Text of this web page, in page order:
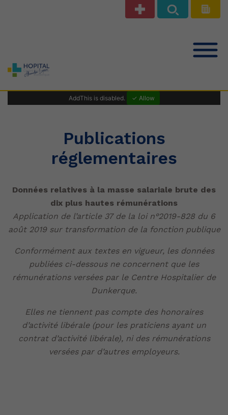
Notre offre de soins
Patients Public
Professionnels de santé
Le Centre Hospitalier
AddThis is disabled. ✓ Allow
Publications
réglementaires
Données relatives à la masse salariale brute des
dix plus hautes rémunérations
Application de l’article 37 de la loi n°2019-828 du 6
août 2019 sur transformation de la fonction publique
Conformément aux textes en vigueur, les données
publiées ci-dessous ne concernent que les
rémunérations versées par le Centre Hospitalier de
Dunkerque.
Elles ne tiennent pas compte des honoraires
d’activité libérale (pour les praticiens ayant un
contrat d’activité libérale), ni des rémunérations
versées par d’autres employeurs.